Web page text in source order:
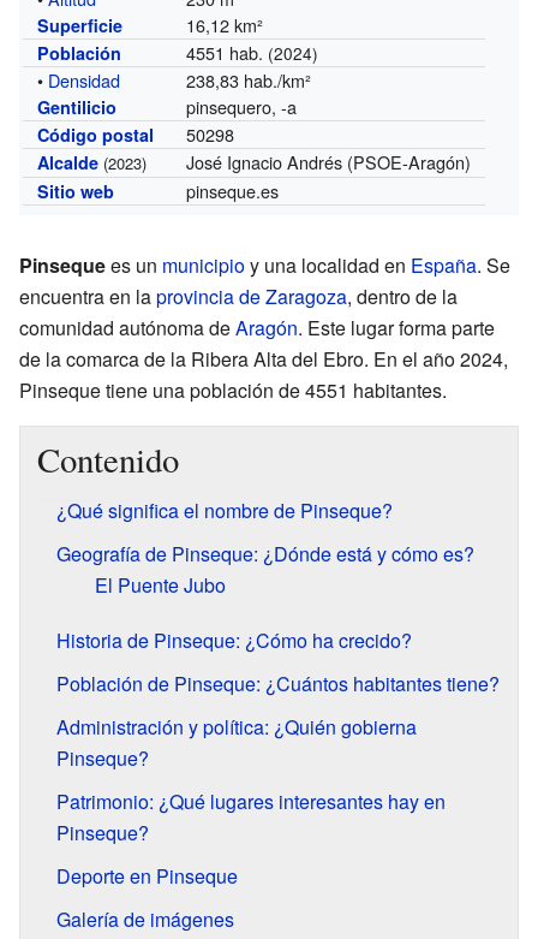
Superficie 16,12 km²
Población 4551 hab. (2024)
• Densidad 238,83 hab./km²
Gentilicio pinsequero, -a
Código postal 50298
Alcalde (2023) José Ignacio Andrés (PSOE-Aragón)
Sitio web pinseque.es
Pinsequees un municipioy una localidad en España. Se
encuentra en laprovincia de Zaragoza, dentro de la
comunidad autónoma deAragón. Este lugar forma parte
de la comarca de la Ribera Alta del Ebro. En el año 2024,
Pinseque tiene una población de 4551 habitantes.
Contenido
¿Qué significa el nombre de Pinseque?
Geografía de Pinseque: ¿Dónde está y cómo es?
El Puente Jubo
Historia de Pinseque: ¿Cómo ha crecido?
Población de Pinseque: ¿Cuántos habitantes tiene?
Administración y política: ¿Quién gobierna
Pinseque?
Patrimonio: ¿Qué lugares interesantes hay en
Pinseque?
Deporte en Pinseque
Galería de imágenes